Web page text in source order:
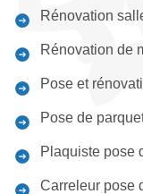
Rénovation
Rénovation de
Pose et
Pose de
Plaquiste pose
Carreleur pose